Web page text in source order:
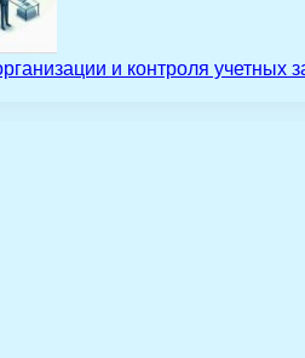
и контроля учетных